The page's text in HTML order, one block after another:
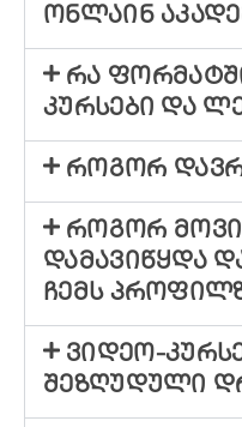
ონლაინ
რა
კურსები და
როგორ
როგორ
დამავიწყდა
ჩემს
ვიდეო-
შეზღუდული